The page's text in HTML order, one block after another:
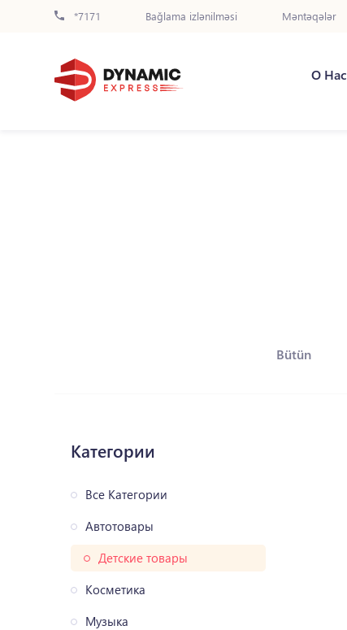
*7171 Bağlama izlənilməsi Məntəqələr
О Нас
Bütün
Категории
Все Категории
Автотовары
Детские товары
Косметика
Музыка